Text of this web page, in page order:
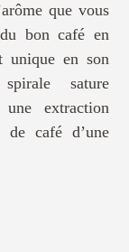
que vous
bon café en
unique en son
sature
extraction
de café d’une